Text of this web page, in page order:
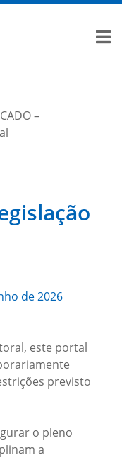
–
de 2026
este portal
previsto
o pleno
a